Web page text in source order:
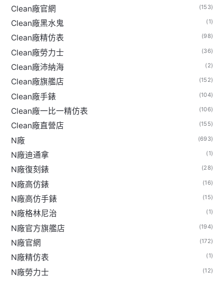
Clean廠官網 (153)
Clean廠黑水鬼 (1)
Clean廠精仿表 (98)
Clean廠勞力士 (36)
Clean廠沛納海 (2)
Clean廠旗艦店 (152)
Clean廠手錶 (104)
Clean廠一比一精仿表 (106)
Clean廠直營店 (155)
N廠 (693)
N廠迪通拿 (1)
N廠復刻錶 (28)
N廠高仿錶 (16)
N廠高仿手錶 (15)
N廠格林尼治 (1)
N廠官方旗艦店 (194)
N廠官網 (172)
N廠精仿表 (1)
N廠勞力士 (12)